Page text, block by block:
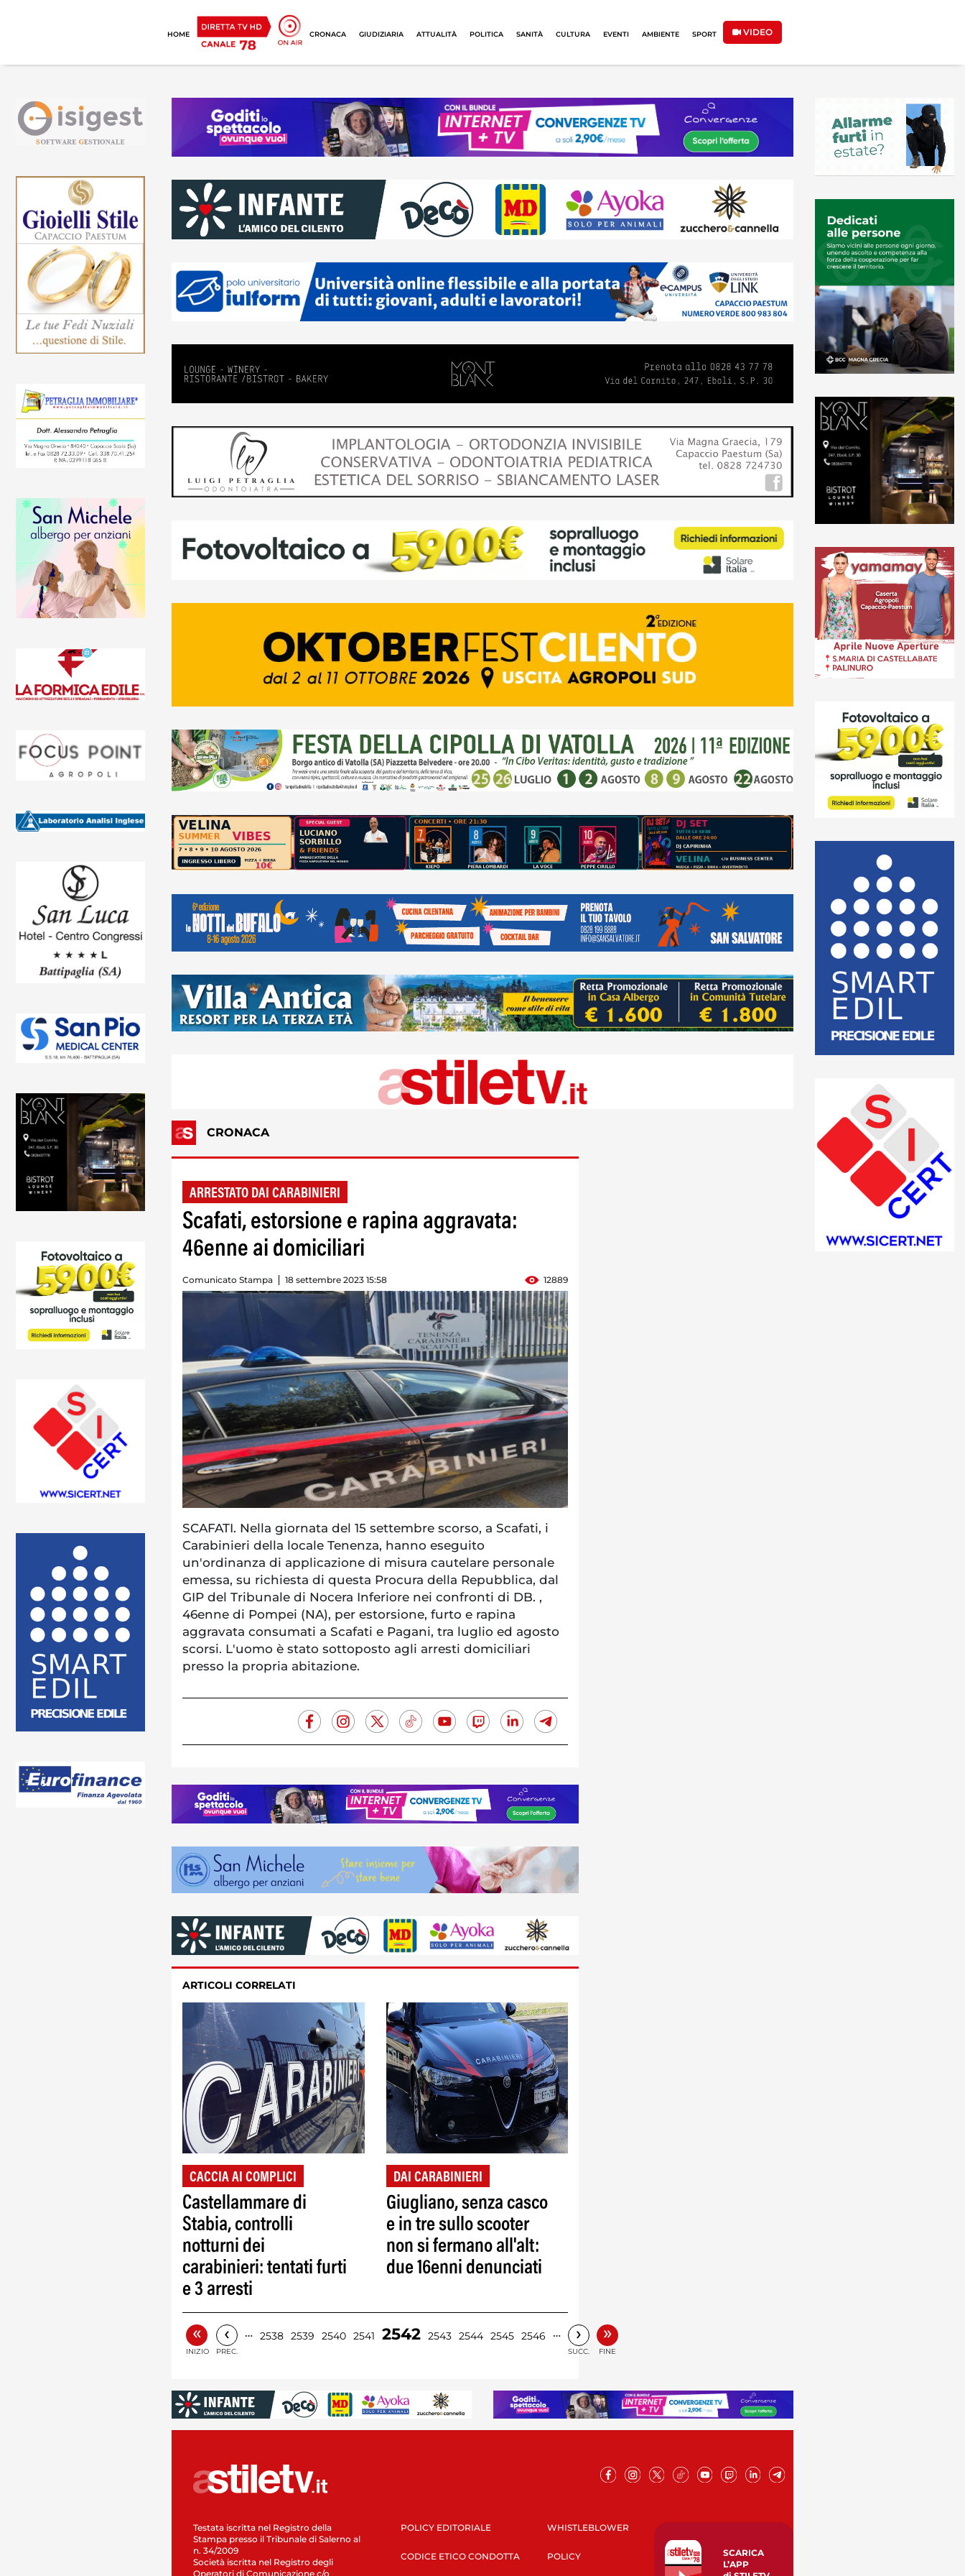
HOME CRONACA GIUDIZIARIA ATTUALITÀ POLITICA SANITÀ CULTURA EVENTI AMBIENTE SPORT VIDEO
CRONACA
ARRESTATO DAI CARABINIERI
Scafati, estorsione e rapina aggravata:
46enne ai domiciliari
Comunicato Stampa 18 settembre 2023 15:58 12889
SCAFATI. Nella giornata del 15 settembre scorso, a Scafati, i
Carabinieri della locale Tenenza, hanno eseguito
un'ordinanza di applicazione di misura cautelare personale
emessa, su richiesta di questa Procura della Repubblica, dal
GIP del Tribunale di Nocera Inferiore nei confronti di DB. ,
46enne di Pompei (NA), per estorsione, furto e rapina
aggravata consumati a Scafati e Pagani, tra luglio ed agosto
scorsi. L'uomo è stato sottoposto agli arresti domiciliari
presso la propria abitazione.
ARTICOLI CORRELATI
CACCIA AI COMPLICI
Castellammare di
Stabia, controlli
notturni dei
carabinieri: tentati furti
e 3 arresti
DAI CARABINIERI
Giugliano, senza casco
e in tre sullo scooter
non si fermano all'alt:
due 16enni denunciati
«
INIZIO
‹
PREC.
… 2538 2539 2540 2541 2542 2543 2544 2545 2546 … ›
SUCC.
»
FINE
Testata iscritta nel Registro della
Stampa presso il Tribunale di Salerno al
n. 34/2009
Società iscritta nel Registro degli
Operatori di Comunicazione c/o
POLICY EDITORIALE
CODICE ETICO CONDOTTA
WHISTLEBLOWER
POLICY
SCARICA
L’APP